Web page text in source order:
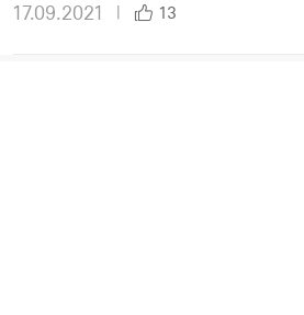
17.09.2021 13